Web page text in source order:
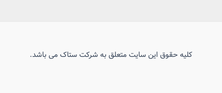
کلیه حقوق این سایت متعلق به شرکت ستاک می باشد.